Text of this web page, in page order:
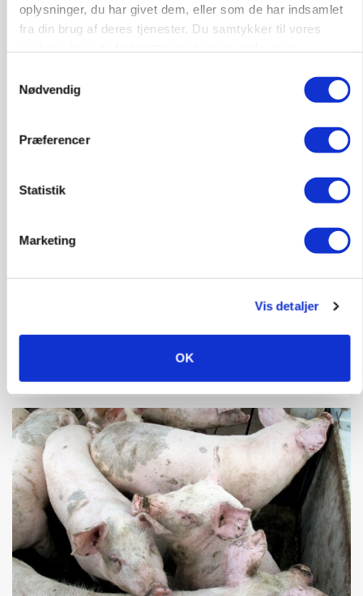
oplysninger, du har givet dem, eller som de har indsamlet
fra din brug af deres tjenester. Du samtykker til vores
Nødvendig
Præferencer
Statistik
Marketing
Vis detaljer
OK
Annonce
ARRANGEMENT
Danish Crown slår igen i noteringsstrid: Tysk
gab er 3 kroner – ikke 4,30